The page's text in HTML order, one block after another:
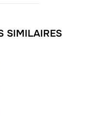
SIMILAIRES